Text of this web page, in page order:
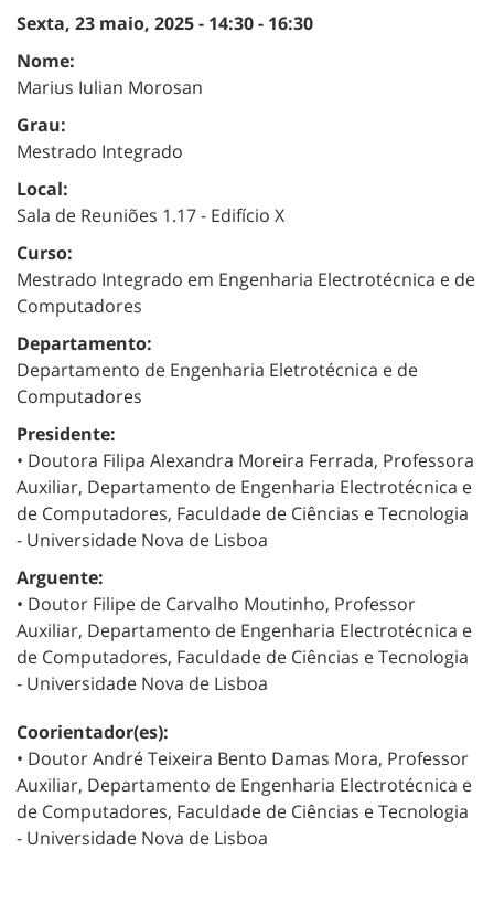
Sexta, 23 maio, 2025 - 14:30- 16:30
Nome:
Marius Iulian Morosan
Grau:
Mestrado Integrado
Local:
Sala de Reuniões 1.17 - Edifício X
Curso:
Mestrado Integrado em Engenharia Electrotécnica e de
Computadores
Departamento:
Departamento de Engenharia Eletrotécnica e de
Computadores
Presidente:
• Doutora Filipa Alexandra Moreira Ferrada, Professora
Auxiliar, Departamento de Engenharia Electrotécnica e
de Computadores, Faculdade de Ciências e Tecnologia
- Universidade Nova de Lisboa
Arguente:
• Doutor Filipe de Carvalho Moutinho, Professor
Auxiliar, Departamento de Engenharia Electrotécnica e
de Computadores, Faculdade de Ciências e Tecnologia
- Universidade Nova de Lisboa
Coorientador(es):
• Doutor André Teixeira Bento Damas Mora, Professor
Auxiliar, Departamento de Engenharia Electrotécnica e
de Computadores, Faculdade de Ciências e Tecnologia
- Universidade Nova de Lisboa